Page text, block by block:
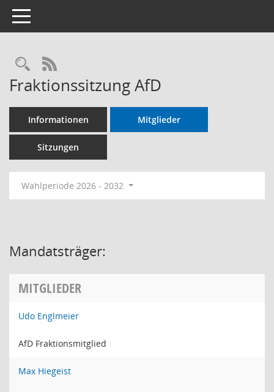
Toggle navigation
RSS-Feed
Fraktionssitzung AfD
Informationen Mitglieder
Sitzungen
Wahlperiode 2026 - 2032
Mandatsträger:
MITGLIEDER
Udo Englmeier
AfD Fraktionsmitglied
Max Hiegeist